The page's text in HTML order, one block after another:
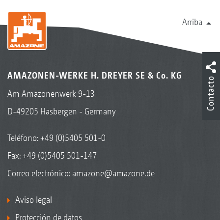
Procesos de conmutación siempre iguales
con diferentes especificaciones de abono
– Se garantiza una aplicación del abono
– Uso correcto incluso con condiciones de
visibilidad adversas, por ejemplo, de noche o
con niebla
de circulación siempre óptimas en la
superficie
– Ayuda para conductores inexpertos
Arriba
AMAZONEN-WERKE H. DREYER SE & Co. KG
Am Amazonenwerk 9-13
D-49205 Hasbergen - Germany
Teléfono:+49 (0)5405 501-0
Fax: +49 (0)5405 501-147
Correo electrónico: amazone@amazone.de
Aviso legal
Protección de datos
Contacto